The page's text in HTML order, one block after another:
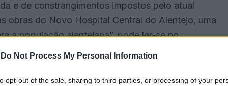
Do Not Process My Personal Information
opt-out of the sale, sharing to third parties, or processing of your
e de constrangimentos impostos pelo atual
obras do Novo Hospital Central do Alentejo, uma
a população alentejana”, pode ler-se no
comunicado, ter apresentado, nesse mesmo dia,